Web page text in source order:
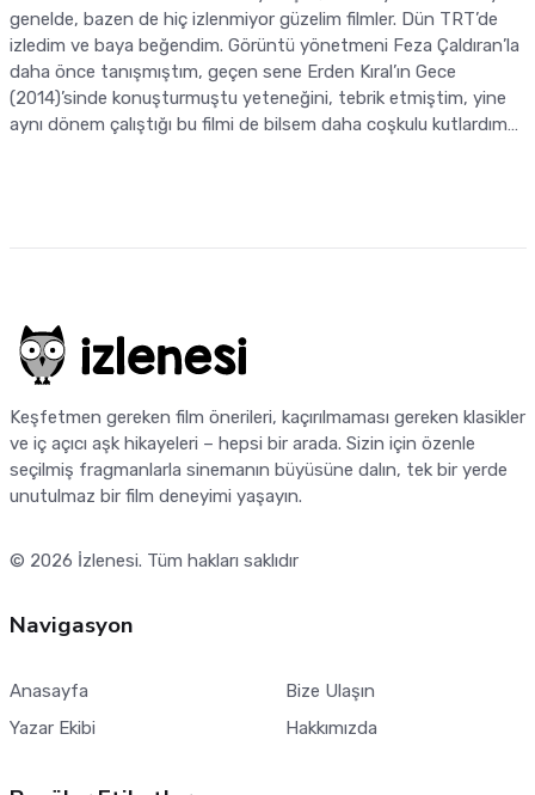
genelde, bazen de hiç izlenmiyor güzelim filmler. Dün TRT’de
izledim ve baya beğendim. Görüntü yönetmeni Feza Çaldıran’la
daha önce tanışmıştım, geçen sene Erden Kıral’ın Gece
(2014)’sinde konuşturmuştu yeteneğini, tebrik etmiştim, yine
aynı dönem çalıştığı bu filmi de bilsem daha coşkulu kutlardım…
Keşfetmen gereken film önerileri, kaçırılmaması gereken klasikler
ve iç açıcı aşk hikayeleri – hepsi bir arada. Sizin için özenle
seçilmiş fragmanlarla sinemanın büyüsüne dalın, tek bir yerde
unutulmaz bir film deneyimi yaşayın.
© 2026 İzlenesi. Tüm hakları saklıdır
Navigasyon
Anasayfa
Yazar Ekibi
Bize Ulaşın
Hakkımızda